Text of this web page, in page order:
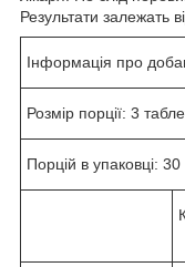
Результати залежать
Інформація про
Розмір порції: 3
Порцій в упаковці: 30